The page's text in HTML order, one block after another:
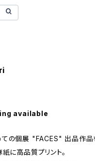
available
ての個展 "FACES" 出品作品
に高品質プリント。